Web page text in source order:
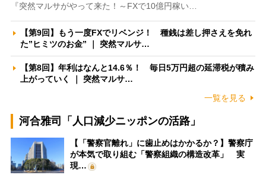
『突然マルサがやって来た！～FXで10億円稼い…
【第9回】もう一度FXでリベンジ！ 種銭は差し押さえを免れ
た”ヒミツのお金” ｜ 突然マルサ…
【第8回】年利はなんと14.6％！ 毎日5万円超の延滞税が積み
上がっていく ｜ 突然マルサ…
一覧を見る
河合雅司「人口減少ニッポンの活路」
【「警察官離れ」に歯止めはかかるか？】警察庁
が本気で取り組む「警察組織の構造改革」 実
現…